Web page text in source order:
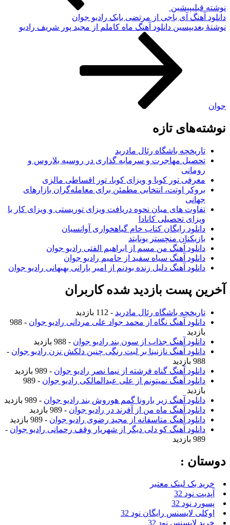
نوشته قبلیپیشین
دانلود آهنگ آی باجی از مرتضی بابک رادیو جوان
نوشته‌ٔ بعدیپسین دانلود آهنگ ماه کاملم از مجید پور شریف رادیو
جوان
نوشته‌های تازه
تاریخچه باشگاه رئال مادرید
تحصیل مهاجرت و سرمایه گذاری در روسیه بلاروس و
رومانی
معرفی تور کوبا و ویزای کوبا، تور اقساطی مالزی
بروکر اوتت، انتخابی مطمئن برای معامله‌گران بازارهای
جهانی
تفاوت های میان نحوه دریافت ویزای توریستی و ویزای کار با
ویزای تحصیلی کانادا
دانلود رایگان کتاب خام گیاهخواری آوانسیان
بازیکنان منچستر یونایتد
دانلود آهنگ من مسم از ابراهیم الفتی رادیو جوان
دانلود آهنگ سیاه سفید از حامیم رادیو جوان
دانلود آهنگ دلیل زنده بودنم از امیر بارانی بهبهانی رادیو جوان
آخرین پست بازدید شده کاربران
تاریخچه باشگاه رئال مادرید - 112 بازدید
دانلود آهنگ نگاه از محمد جواد علی مردانی رادیو جوان
- 988
بازدید
دانلود آهنگ جذاب از سون بند رادیو جوان - 988 بازدید
دانلود آهنگ نازنینا بر لبت رنگی چنین دلکش نزن رادیو جوان -
988 بازدید
دانلود آهنگ گناه فرشته از نیما نصر رادیو جوان - 989 بازدید
دانلود آهنگ نمیتونم از علی عبدالمالکی رادیو جوان
- 989
بازدید
دانلود آهنگ زیر بارونا گمم هوروش بند رادیو جوان - 989 بازدید
دانلود آهنگ ماه من از آفرند در رادیو جوان - 989 بازدید
دانلود آهنگ متاسفانه از مجید رضوی رادیو جوان - 989 بازدید
دانلود آهنگ کو دلی دیگر از شهریار وقف رحمانی رادیو جوان -
989 بازدید
دوستان :
خرید بک لینک معتبر
آپدیت نود 32
پسورد نود 32
اوکلی لایسنس رایگان نود 32
خرید لایسنس نود 32